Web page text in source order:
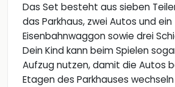
Das Set besteht aus sieben
das Parkhaus, zwei Autos und ein
Eisenbahnwaggon sowie drei
Dein Kind kann beim Spielen
Aufzug nutzen, damit die Autos
Etagen des Parkhauses